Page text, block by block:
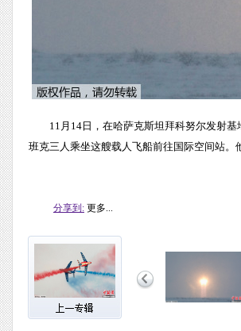
11月14日，在哈萨克斯坦拜科努尔发射
班克三人乘坐这艘载人飞船前往国际空间站
分享到: 更多...